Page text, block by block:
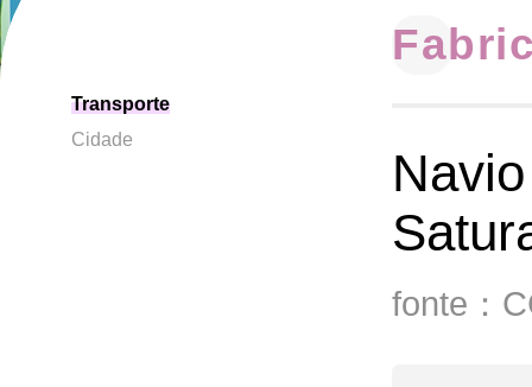
Transporte
Cidade
fonte：